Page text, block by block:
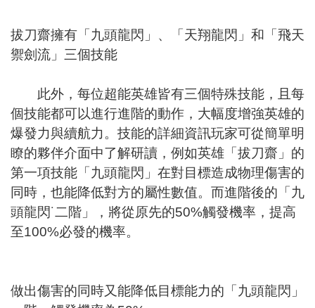
拔刀齋擁有「九頭龍閃」、「天翔龍閃」和「飛天
禦劍流」三個技能
此外，每位超能英雄皆有三個特殊技能，且每
個技能都可以進行進階的動作，大幅度增強英雄的
爆發力與續航力。技能的詳細資訊玩家可從簡單明
瞭的夥伴介面中了解研讀，例如英雄「拔刀齋」的
第一項技能「九頭龍閃」在對目標造成物理傷害的
同時，也能降低對方的屬性數值。而進階後的「九
頭龍閃˙二階」，將從原先的50%觸發機率，提高
至100%必發的機率。
做出傷害的同時又能降低目標能力的「九頭龍閃」